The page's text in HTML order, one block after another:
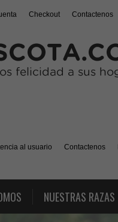
Checkout Contactenos
al usuario Contactenos
NUESTRAS RAZAS